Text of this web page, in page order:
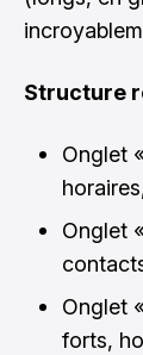
Structure
Onglet
Onglet
Onglet
forts,